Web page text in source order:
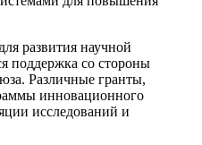
развития научной
поддержка со стороны
Различные гранты,
инновационного
исследований и